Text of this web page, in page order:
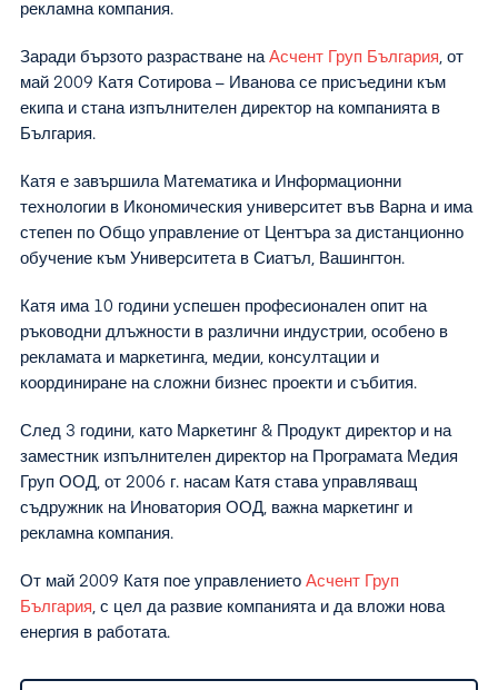
рекламна компания.
Заради бързото разрастване на Асчент Груп България, от
май 2009 Катя Сотирова – Иванова се присъедини към
екипа и стана изпълнителен директор на компанията в
България.
Катя е завършила Математика и Информационни
технологии в Икономическия университет във Варна и има
степен по Общо управление от Центъра за дистанционно
обучение към Университета в Сиатъл, Вашингтон.
Катя има 10 години успешен професионален опит на
ръководни длъжности в различни индустрии, особено в
рекламата и маркетинга, медии, консултации и
координиране на сложни бизнес проекти и събития.
След 3 години, като Маркетинг & Продукт директор и на
заместник изпълнителен директор на Програмата Медия
Груп ООД, от 2006 г. насам Катя става управляващ
съдружник на Иноватория ООД, важна маркетинг и
рекламна компания.
От май 2009 Катя пое управлението Асчент Груп
България, с цел да развие компанията и да вложи нова
енергия в работата.